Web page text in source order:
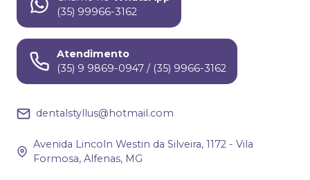
(35) 99966-3162
Atendimento
(35) 9 9869-0947 / (35) 9966-3162
dentalstyllus@hotmail.com
Avenida Lincoln Westin da Silveira, 1172 - Vila
Formosa, Alfenas, MG